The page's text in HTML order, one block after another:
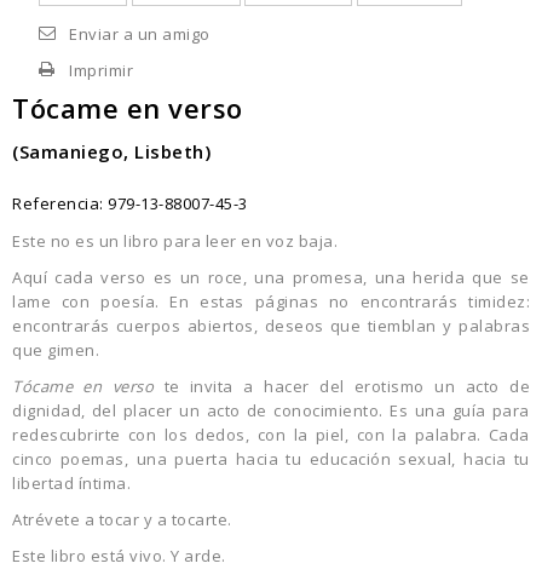
Enviar a un amigo
Imprimir
Tócame en verso
(Samaniego, Lisbeth)
Referencia: 979-13-88007-45-3
Este no es un libro para leer en voz baja.
Aquí cada verso es un roce, una promesa, una herida que se
lame con poesía. En estas páginas no encontrarás timidez:
encontrarás cuerpos abiertos, deseos que tiemblan y palabras
que gimen.
Tócame en verso te invita a hacer del erotismo un acto de
dignidad, del placer un acto de conocimiento. Es una guía para
redescubrirte con los dedos, con la piel, con la palabra. Cada
cinco poemas, una puerta hacia tu educación sexual, hacia tu
libertad íntima.
Atrévete a tocar y a tocarte.
Este libro está vivo. Y arde.